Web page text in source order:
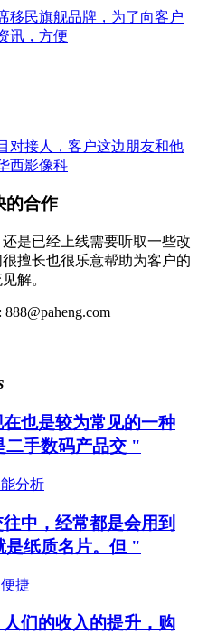
移民旗舰品牌，为了向客户
讯，方便
对接人，客户这边朋友和他
西影像科
的合作
是已经上线需要听取一些改
擅长也很乐意帮助为客户的
解。
也是较为常见的一种
二手数码产品交 "
分析
中，经常都是会用到
是纸质名片。但 "
捷
们的收入的提升，购